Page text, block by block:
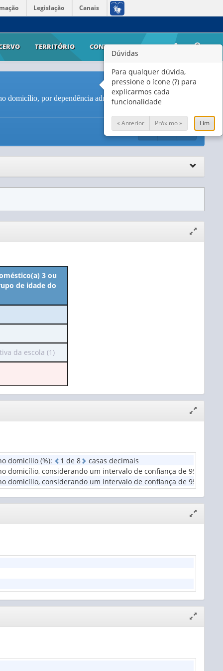
Legislação Canais
TERRITÓRIO CONTATO AJUDA
domicílio, por dependência administrativa da escola e grupo
janela
3 ou
de idade do
da escola (1)
janela
domicílio (%): 1 de 8
casas decimais
domicílio, considerando um intervalo de confiança de 95% -
domicílio, considerando um intervalo de confiança de 95% -
janela
janela
Dúvidas
Para qualquer dúvida,
pressione o ícone (?) para
explicarmos cada
funcionalidade
« Anterior Próximo » Fim